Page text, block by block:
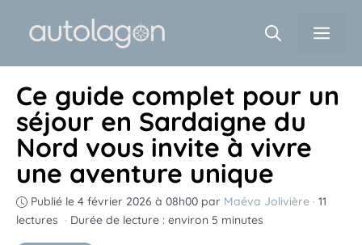
Ce guide complet pour un
séjour en Sardaigne du
Nord vous invite à vivre
une aventure unique
Publié le 4 février 2026 à 08h00 par Maéva Jolivière · 11
lectures · Durée de lecture : environ 5 minutes